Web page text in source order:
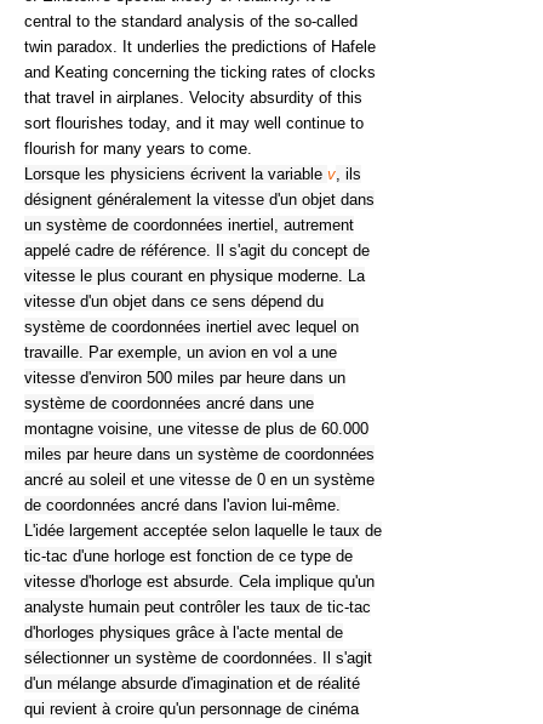
central to the standard analysis of the so-called
twin paradox. It underlies the predictions of Hafele
and Keating concerning the ticking rates of clocks
that travel in airplanes. Velocity absurdity of this
sort flourishes today, and it may well continue to
flourish for many years to come.
Lorsque les physiciens écrivent la variable v, ils
désignent généralement la vitesse d'un objet dans
un système de coordonnées inertiel, autrement
appelé cadre de référence. Il s'agit du concept de
vitesse le plus courant en physique moderne. La
vitesse d'un objet dans ce sens dépend du
système de coordonnées inertiel avec lequel on
travaille. Par exemple, un avion en vol a une
vitesse d'environ 500 miles par heure dans un
système de coordonnées ancré dans une
montagne voisine, une vitesse de plus de 60.000
miles par heure dans un système de coordonnées
ancré au soleil et une vitesse de 0 en un système
de coordonnées ancré dans l'avion lui-même.
L'idée largement acceptée selon laquelle le taux de
tic-tac d'une horloge est fonction de ce type de
vitesse d'horloge est absurde. Cela implique qu'un
analyste humain peut contrôler les taux de tic-tac
d'horloges physiques grâce à l'acte mental de
sélectionner un système de coordonnées. Il s'agit
d'un mélange absurde d'imagination et de réalité
qui revient à croire qu'un personnage de cinéma